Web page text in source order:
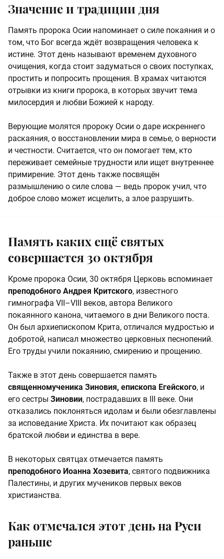
Значение и традиции дня
Память пророка Осии напоминает о силе покаяния и о
том, что Бог всегда ждёт возвращения человека к
истине. Этот день называют временем духовного
очищения, когда стоит задуматься о своих поступках,
простить и попросить прощения. В храмах читаются
отрывки из книги пророка, в которых звучит тема
милосердия и любви Божией к народу.
Верующие молятся пророку Осии о даре искреннего
раскаяния, о восстановлении мира в семье, о верности
и честности. Считается, что он помогает тем, кто
переживает семейные трудности или ищет внутреннее
примирение. Этот день также посвящён
размышлению о силе слова — ведь пророк учил, что
доброе слово может исцелить, а злое разрушить.
Память каких ещё святых
совершается 30 октября
Кроме пророка Осии, 30 октября Церковь вспоминает
преподобного Андрея Критского, известного
гимнографа VII–VIII веков, автора Великого
покаянного канона, читаемого в дни Великого поста.
Он был архиепископом Крита, отличался мудростью и
добротой, написал множество церковных песнопений.
Его труды учили покаянию, смирению и прощению.
Также в этот день совершается память
священномученика Зиновия, епископа Егейского, и
его сестры Зиновии, пострадавших в III веке. Они
отказались поклоняться идолам и были обезглавлены
за исповедание Христа. Их почитают как образец
братской любви и единства в вере.
В некоторых святцах отмечается память
преподобного Иоанна Хозевита, святого подвижника
Палестины, и других мучеников первых веков
христианства.
Как отмечался этот день на Руси
раньше